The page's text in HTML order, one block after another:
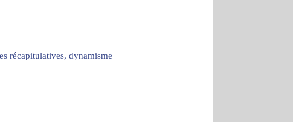
récapitulatives, dynamisme